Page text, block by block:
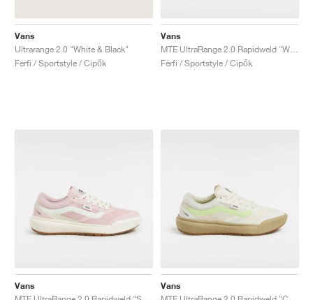
Vans
Ultrarange 2.0 "White & Black"
Férfi / Sportstyle / Cipők
Vans
Férfi / Sportstyle / Cipők
Vans
Vans